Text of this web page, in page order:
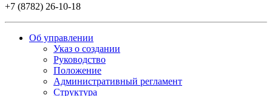
+7 (8782) 26-10-18
Об управлении
Указ о создании
Руководство
Положение
Административный регламент
Структура